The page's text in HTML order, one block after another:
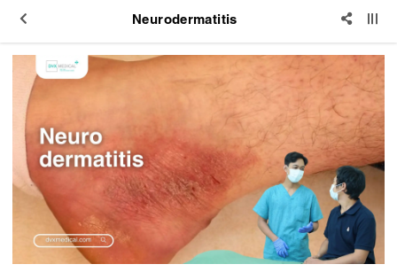
Neurodermatitis